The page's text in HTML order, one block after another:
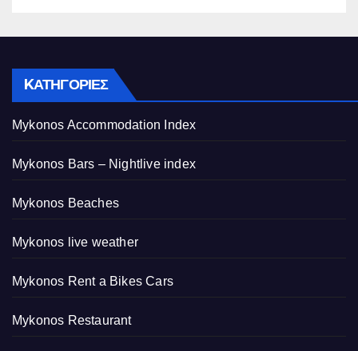
KΑΤΗΓΟΡΊΕΣ
Mykonos Accommodation Index
Mykonos Bars – Nightlive index
Mykonos Beaches
Mykonos live weather
Mykonos Rent a Bikes Cars
Mykonos Restaurant